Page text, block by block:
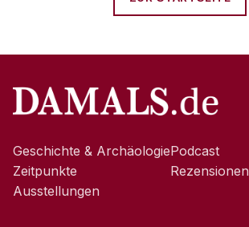
Geschichte & Archäologie
Zeitpunkte
Ausstellungen
Podcast
Rezensionen